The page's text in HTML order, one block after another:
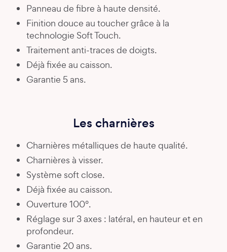
Panneau de fibre à haute densité.
Finition douce au toucher grâce à la
technologie Soft Touch.
Traitement anti-traces de doigts.
Déjà fixée au caisson.
Garantie 5 ans.
Les charnières
Charnières métalliques de haute qualité.
Charnières à visser.
Système soft close.
Déjà fixée au caisson.
Ouverture 100°.
Réglage sur 3 axes : latéral, en hauteur et en
profondeur.
Garantie 20 ans.